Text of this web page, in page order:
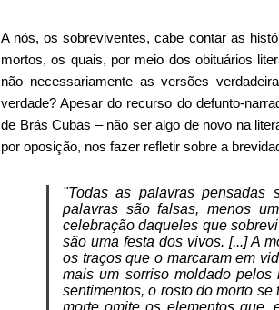
A nós, os sobreviventes, cabe contar as
mortos, os quais, por meio dos obituários
não necessariamente as versões
verdade? Apesar do recurso do defunto-
de Brás Cubas – não ser algo de novo na
por oposição, nos fazer refletir sobre a
"Todas as palavras pensadas
palavras são falsas, menos
celebração daqueles que
são uma festa dos vivos. [...] A
os traços que o marcaram em
mais um sorriso moldado
sentimentos, o rosto do morto
morte omite os elementos que,